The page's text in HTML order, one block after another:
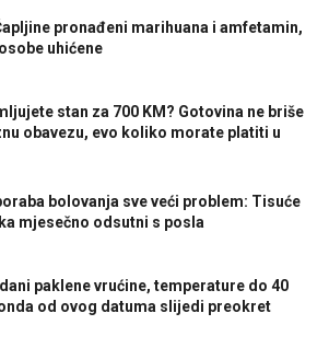
pronađeni marihuana i amfetamin,
uhićene
stan za 700 KM? Gotovina ne briše
obavezu, evo koliko morate platiti u
bolovanja sve veći problem: Tisuće
mjesečno odsutni s posla
paklene vrućine, temperature do 40
onda od ovog datuma slijedi preokret